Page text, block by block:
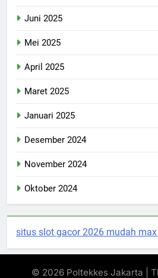
Juni 2025
Mei 2025
April 2025
Maret 2025
Januari 2025
Desember 2024
November 2024
Oktober 2024
situs slot gacor 2026 mudah
© 2026 Poltekkes Jakarta |